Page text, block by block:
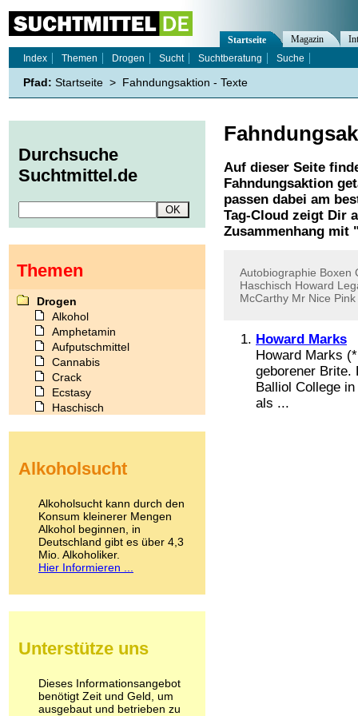
Auf dieser Seite
Fahndungsaktion
passen dabei am
Tag-Cloud zeigt Dir
Zusammenhang mit
Autobiographie Boxen
Haschisch Howard
McCarthy Mr Nice Pink
Howard Marks
Howard Marks
geborener Brite.
Balliol College
als ...
Startseite Magazin
Index
Themen Drogen Sucht Suchtberatung Suche
Pfad: Startseite > Fahndungsaktion - Texte
Durchsuche
Suchtmittel.de
Themen
Drogen
Alkohol
Amphetamin
Aufputschmittel
Cannabis
Crack
Ecstasy
Haschisch
Kokain
LSD
Marihuana
Medikamente
Meskalin
Metamphetamin
Methadon
Pilze
Psychopharmaka
Schlafmittel
Schmerzmittel
Alkoholsucht
Alkoholsucht kann durch den
Konsum kleinerer Mengen
Alkohol beginnen, in
Deutschland gibt es über 4,3
Mio. Alkoholiker.
Hier Informieren ...
Unterstütze uns
Dieses Informationsangebot
benötigt Zeit und Geld, um
ausgebaut und betrieben zu